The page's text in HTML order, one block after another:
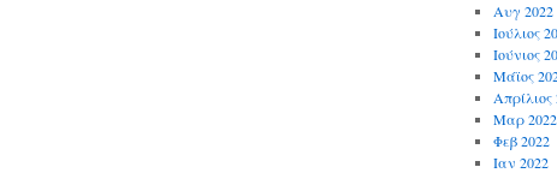
Αυγ 2022
Ιούλιος
Ιούνιος
Μάϊος
Απρίλιος
Μαρ 2022
Φεβ 2022
Ιαν 2022